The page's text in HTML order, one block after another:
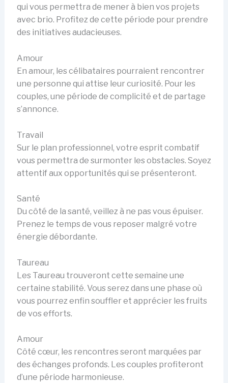
qui vous permettra de mener à bien vos projets
avec brio. Profitez de cette période pour prendre
des initiatives audacieuses.
Amour
En amour, les célibataires pourraient rencontrer
une personne qui attise leur curiosité. Pour les
couples, une période de complicité et de partage
s’annonce.
Travail
Sur le plan professionnel, votre esprit combatif
vous permettra de surmonter les obstacles. Soyez
attentif aux opportunités qui se présenteront.
Santé
Du côté de la santé, veillez à ne pas vous épuiser.
Prenez le temps de vous reposer malgré votre
énergie débordante.
Taureau
Les Taureau trouveront cette semaine une
certaine stabilité. Vous serez dans une phase où
vous pourrez enfin souffler et apprécier les fruits
de vos efforts.
Amour
Côté cœur, les rencontres seront marquées par
des échanges profonds. Les couples profiteront
d’une période harmonieuse.